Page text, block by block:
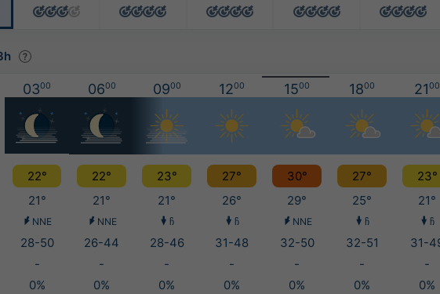
0300 0600 0900 1200 1500 1800 2100
22° 22° 23° 27° 30° 27° 23°
21° 21° 21° 26° 29° 25° 21°
NNE NNE ჩ ჩ NNE ჩ ჩ
28-50 26-44 28-46 31-48 32-50 32-51 31-
- - - - - - -
0% 0% 0% 0% 0% 0% 0%